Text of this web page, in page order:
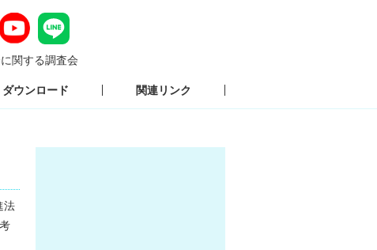
関する調査会
ダウンロード 関連リンク
法